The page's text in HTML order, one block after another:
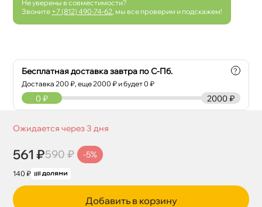
Не уверены в совместимости?
Звоните +7 (812) 490-74-62 , мы все проверим и подскажем!
Бесплатная доставка завтра по С-Пб.
Доставка200 ₽, еще2000 ₽ и будет 0 ₽
?
2000 ₽
0 ₽
Ожидается через 3 дня
561 ₽590 ₽ -5%
140 ₽
Добавить в корзину